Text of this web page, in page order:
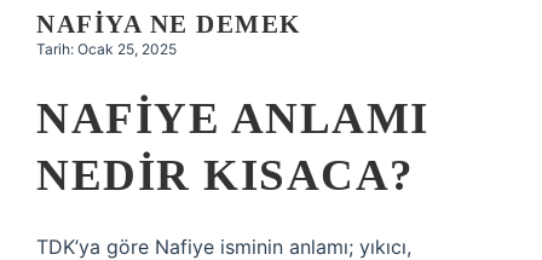
Hakkımızda
NAFIYA NE DEMEK
Tarih: Ocak 25, 2025
NAFIYE ANLAMI
NEDIR KISACA?
TDK’ya göre Nafiye isminin anlamı; yıkıcı,